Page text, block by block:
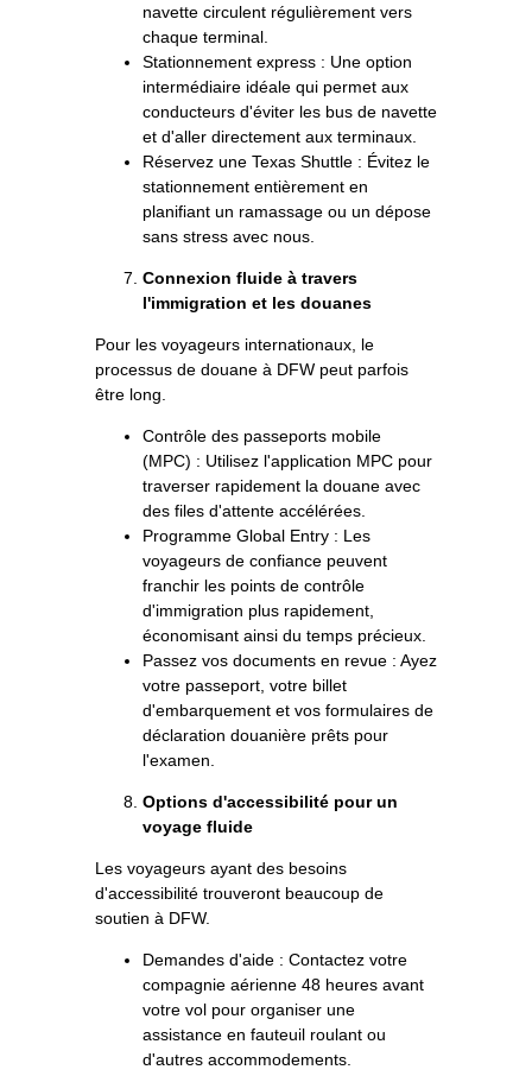
navette circulent régulièrement vers
chaque terminal.
Stationnement express : Une option
intermédiaire idéale qui permet aux
conducteurs d'éviter les bus de navette
et d'aller directement aux terminaux.
Réservez une Texas Shuttle : Évitez le
stationnement entièrement en
planifiant un ramassage ou un dépose
sans stress avec nous.
Connexion fluide à travers
l'immigration et les douanes
Pour les voyageurs internationaux, le
processus de douane à DFW peut parfois
être long.
Contrôle des passeports mobile
(MPC) : Utilisez l'application MPC pour
traverser rapidement la douane avec
des files d'attente accélérées.
Programme Global Entry : Les
voyageurs de confiance peuvent
franchir les points de contrôle
d'immigration plus rapidement,
économisant ainsi du temps précieux.
Passez vos documents en revue : Ayez
votre passeport, votre billet
d'embarquement et vos formulaires de
déclaration douanière prêts pour
l'examen.
Options d'accessibilité pour un
voyage fluide
Les voyageurs ayant des besoins
d'accessibilité trouveront beaucoup de
soutien à DFW.
Demandes d'aide : Contactez votre
compagnie aérienne 48 heures avant
votre vol pour organiser une
assistance en fauteuil roulant ou
d'autres accommodements.